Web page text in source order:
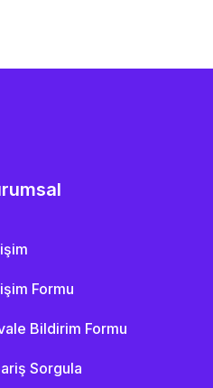
Formu
Bildirim Formu
Sorgula